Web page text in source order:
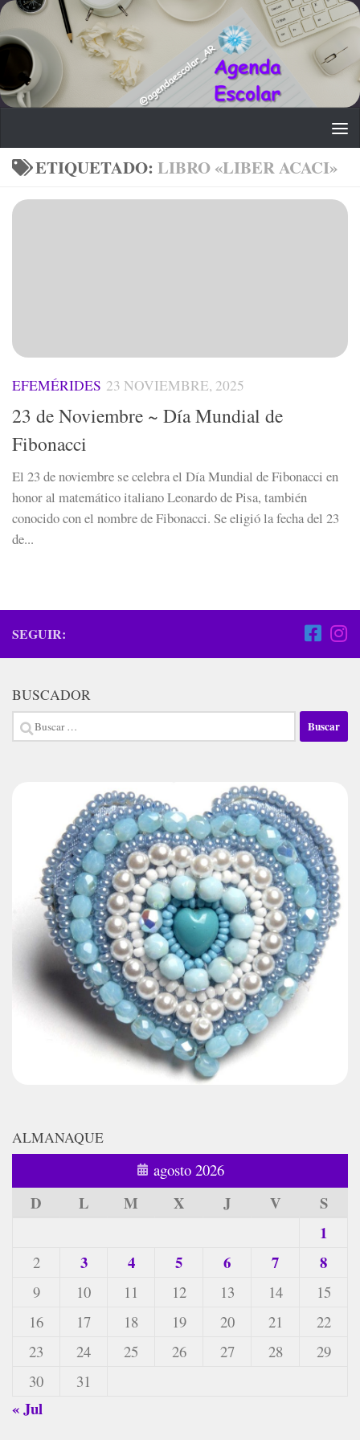
Saltar al contenido
ETIQUETADO: LIBRO «LIBER ACACI»
EFEMÉRIDES 23 NOVIEMBRE, 2025
23 de Noviembre ~ Día Mundial de
Fibonacci
El 23 de noviembre se celebra el Día Mundial de Fibonacci en
honor al matemático italiano Leonardo de Pisa, también
conocido con el nombre de Fibonacci. Se eligió la fecha del 23
de...
SEGUIR:
BUSCADOR
Buscar:
ALMANAQUE
agosto 2026
D L M X J V
S
1
2 3 4 5 6 7 8
9 10 11 12 13 14
15
16
17 18 19 20 21
22
23
24 25 26 27 28
29
30
31
« Jul